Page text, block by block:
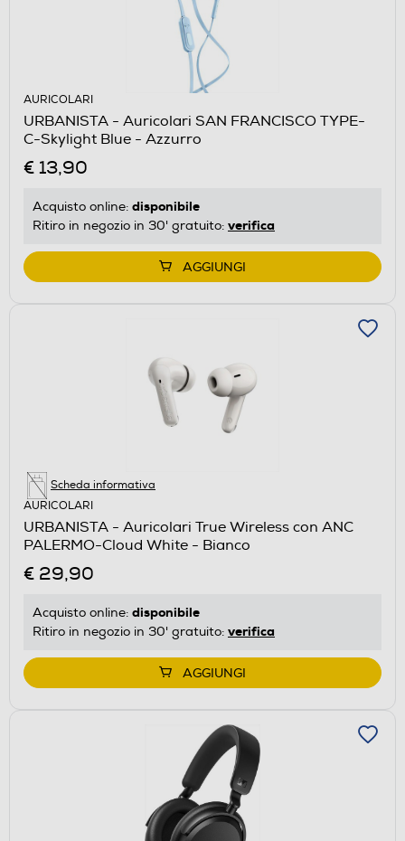
AURICOLARI
URBANISTA - Auricolari SAN FRANCISCO TYPE-
C-Skylight Blue - Azzurro
€ 13,90
Acquisto online: disponibile
Ritiro in negozio in 30' gratuito: verifica
AGGIUNGI
Scheda informativa
AURICOLARI
URBANISTA - Auricolari True Wireless con ANC
PALERMO-Cloud White - Bianco
€ 29,90
Acquisto online: disponibile
Ritiro in negozio in 30' gratuito: verifica
AGGIUNGI